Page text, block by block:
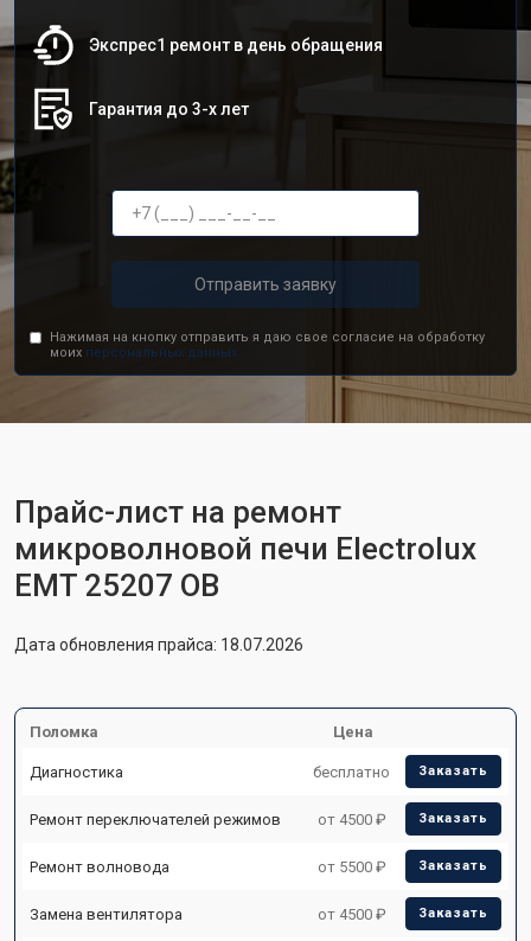
Экспрес1 ремонт в день обращения
Гарантия до 3-х лет
Отправить заявку
Нажимая на кнопку отправить я даю свое согласие на обработку
моих персональных данных.
Прайс-лист на ремонт
микроволновой печи Electrolux
EMT 25207 OB
Дата обновления прайса: 18.07.2026
Поломка Цена
Диагностика бесплатно Заказать
Ремонт переключателей режимов от 4500 ₽ Заказать
Ремонт волновода от 5500 ₽ Заказать
Замена вентилятора от 4500 ₽ Заказать